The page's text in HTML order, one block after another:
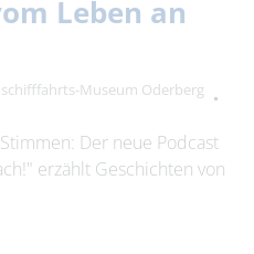
1
13 14 15
16
20 21 22
23
28 29
30
Leben an
Museum Oderberg
Der neue Podcast
erzählt Geschichten von